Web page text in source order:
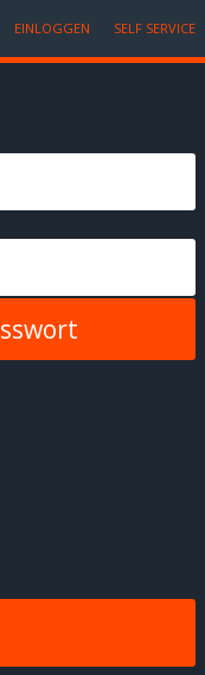
EINLOGGEN SELF SERVICE